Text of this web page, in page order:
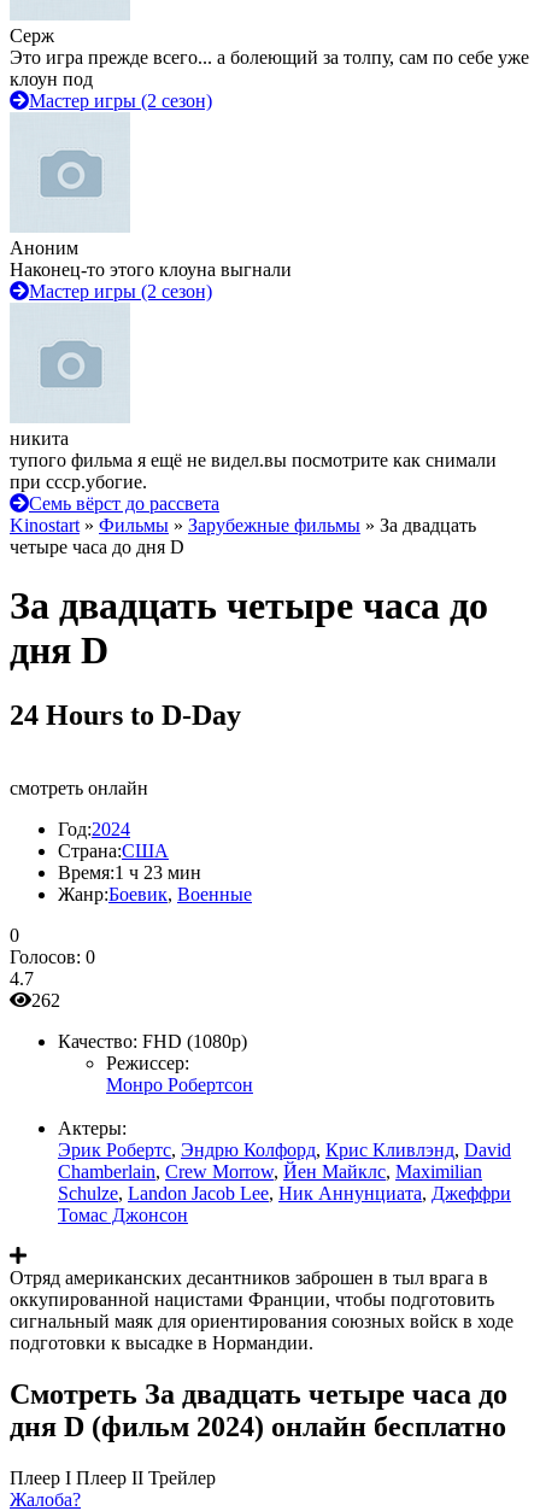
Серж
Это игра прежде всего... а болеющий за толпу, сам по себе уже
клоун под
Мастер игры (2 сезон)
Аноним
Наконец-то этого клоуна выгнали
Мастер игры (2 сезон)
никита
тупого фильма я ещё не видел.вы посмотрите как снимали
при ссср.убогие.
Семь вёрст до рассвета
Kinostart » Фильмы » Зарубежные фильмы » За двадцать
четыре часа до дня D
За двадцать четыре часа до
дня D
24 Hours to D-Day
смотреть онлайн
Год:2024
Страна:США
Время:1 ч 23 мин
Жанр:Боевик, Военные
0
Голосов: 0
4.7
262
Качество: FHD (1080p)
Режиссер:
Монро Робертсон
Актеры:
Эрик Робертс, Эндрю Колфорд, Крис Кливлэнд, David
Chamberlain, Crew Morrow, Йен Майклс, Maximilian
Schulze, Landon Jacob Lee, Ник Аннунциата, Джеффри
Томас Джонсон
Отряд американских десантников заброшен в тыл врага в
оккупированной нацистами Франции, чтобы подготовить
сигнальный маяк для ориентирования союзных войск в ходе
подготовки к высадке в Нормандии.
Смотреть За двадцать четыре часа до
дня D (фильм 2024) онлайн бесплатно
Плеер I Плеер II Трейлер
Жалоба?